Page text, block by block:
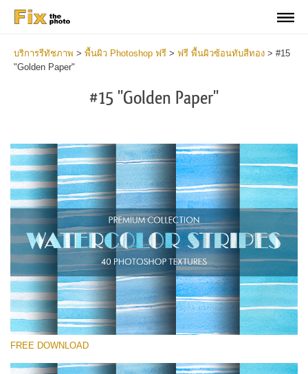
บริการรีทัชภาพ > พื้นผิว Photoshop ฟรี > ฟรี พื้นผิวซ้อนทับสีทอง > #15
"Golden Paper"
#15 "Golden Paper"
โปรดเลือก
FREE DOWNLOAD